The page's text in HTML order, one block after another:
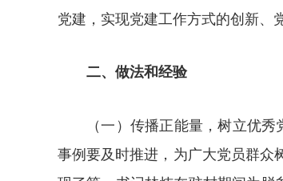
党建，实现党建工作方式的创新、
二、做法和经验
（一）传播正能量，树立优
事例要及时推进，为广大党员群众